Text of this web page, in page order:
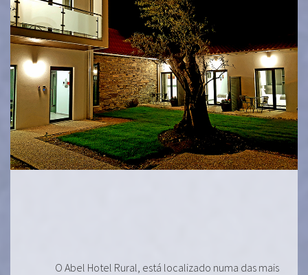
O Abel Hotel Rural, está localizado numa das mais